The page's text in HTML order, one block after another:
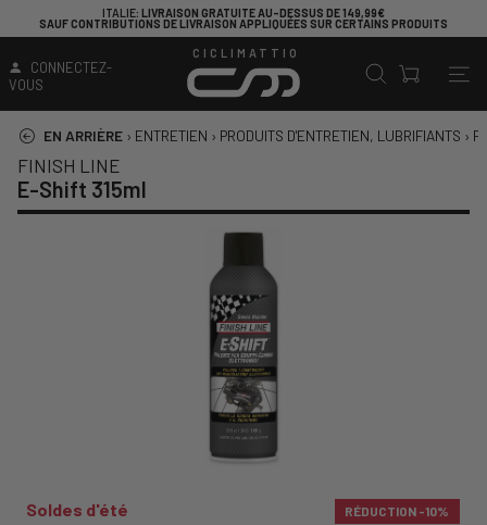
ITALIE: LIVRAISON GRATUITE AU-DESSUS DE 149,99€
SAUF CONTRIBUTIONS DE LIVRAISON APPLIQUÉES SUR CERTAINS PRODUITS
CONNECTEZ-
VOUS
CICLIMATTIO
EN ARRIÈRE › ENTRETIEN › PRODUITS D'ENTRETIEN, LUBRIFIANTS ›
FINISH LINE
E-Shift 315ml
Soldes d'été RÉDUCTION -10%